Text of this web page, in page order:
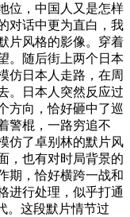
位，中国人又是怎样
对话中更为直白，我
片风格的影像。穿着
。随后街上两个日本
仿日本人走路，在周
。日本人突然反应过
方向，恰好砸中了巡
警棍，一路穷追不
仿了卓别林的默片风
，也有对时局背景的
期，恰好横跨一战和
进行处理，似乎打通
。这段默片情节过